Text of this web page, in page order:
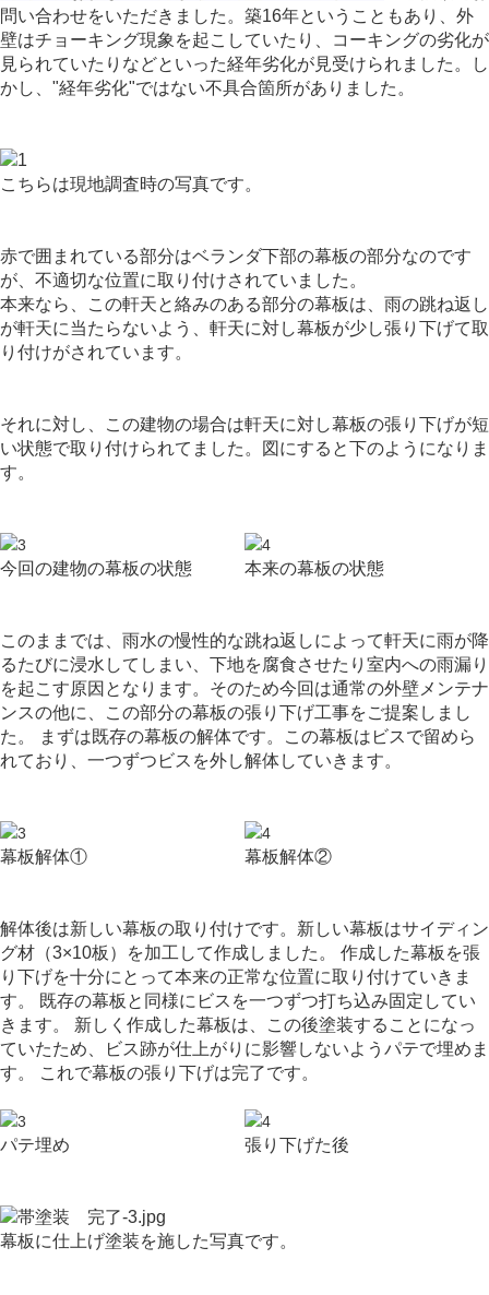
問い合わせをいただきました。 築16年ということもあり、外
壁はチョーキング現象を起こしていたり、コーキングの劣化が
見られていたりなどといった経年劣化が見受けられました。
し
かし、"経年劣化"ではない不具合箇所がありました。
こちらは現地調査時の写真です。
赤で囲まれている部分はベランダ下部の幕板の部分なのです
が、不適切な位置に取り付けされていました。
本来なら、この軒天と絡みのある部分の幕板は、雨の跳ね返し
が軒天に当たらないよう、軒天に対し幕板が少し張り下げて取
り付けがされています。
それに対し、この建物の場合は軒天に対し幕板の張り下げが短
い状態で取り付けられてました。図にすると下のようになりま
す。
今回の建物の幕板の状態 本来の幕板の状態
このままでは、雨水の慢性的な跳ね返しによって軒天に雨が降
るたびに浸水してしまい、下地を腐食させたり室内への雨漏り
を起こす原因となります。そのため今回は通常の外壁メンテナ
ンスの他に、この部分の幕板の張り下げ工事をご提案しまし
た。
まずは既存の幕板の解体です。この幕板はビスで留めら
れており、一つずつビスを外し解体していきます。
幕板解体① 幕板解体②
解体後は新しい幕板の取り付けです。新しい幕板はサイディン
グ材（3×10板）を加工して作成しました。
作成した幕板を張
り下げを十分にとって本来の正常な位置に取り付けていきま
す。
既存の幕板と同様にビスを一つずつ打ち込み固定してい
きます。
新しく作成した幕板は、この後塗装することになっ
ていたため、ビス跡が仕上がりに影響しないようパテで埋めま
す。
これで幕板の張り下げは完了です。
パテ埋め 張り下げた後
幕板に仕上げ塗装を施した写真です。